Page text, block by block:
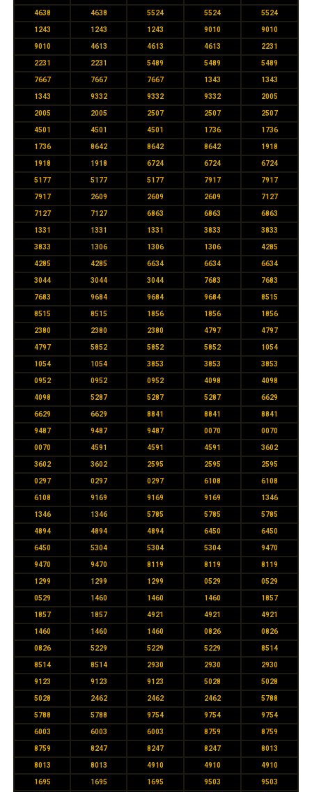
4638 4638 5524 5524 5524
1243 1243 1243 9010 9010
9010 4613 4613 4613 2231
2231 2231 5489 5489 5489
7667 7667 7667 1343 1343
1343 9332 9332 9332 2005
2005 2005 2507 2507 2507
4501 4501 4501 1736 1736
1736 8642 8642 8642 1918
1918 1918 6724 6724 6724
5177 5177 5177 7917 7917
7917 2609 2609 2609 7127
7127 7127 6863 6863 6863
1331 1331 1331 3833 3833
3833 1306 1306 1306 4285
4285 4285 6634 6634 6634
3044 3044 3044 7683 7683
7683 9684 9684 9684 8515
8515 8515 1856 1856 1856
2380 2380 2380 4797 4797
4797 5852 5852 5852 1054
1054 1054 3853 3853 3853
0952 0952 0952 4098 4098
4098 5287 5287 5287 6629
6629 6629 8841 8841 8841
9487 9487 9487 0070 0070
0070 4591 4591 4591 3602
3602 3602 2595 2595 2595
0297 0297 0297 6108 6108
6108 9169 9169 9169 1346
1346 1346 5785 5785 5785
4894 4894 4894 6450 6450
6450 5304 5304 5304 9470
9470 9470 8119 8119 8119
1299 1299 1299 0529 0529
0529 1460 1460 1460 1857
1857 1857 4921 4921 4921
1460 1460 1460 0826 0826
0826 5229 5229 5229 8514
8514 8514 2930 2930 2930
9123 9123 9123 5028 5028
5028 2462 2462 2462 5788
5788 5788 9754 9754 9754
6003 6003 6003 8759 8759
8759 8247 8247 8247 8013
8013 8013 4910 4910 4910
1695 1695 1695 9503 9503